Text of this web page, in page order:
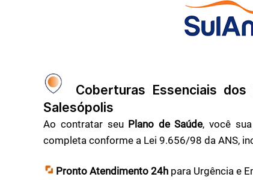
Coberturas Essenciais dos
Salesópolis
Ao contratar seu Plano de Saúde, você
completa conforme a Lei 9.656/98 da ANS,
Pronto Atendimento 24h para Urgência e